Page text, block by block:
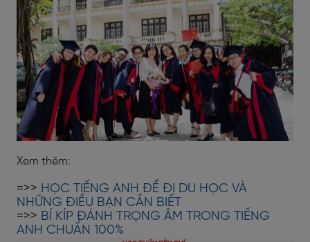
Xem thêm:
=>> HỌC TIẾNG ANH ĐỂ ĐI DU HỌC VÀ
NHỮNG ĐIỀU BẠN CẦN BIẾT
=>> BÍ KÍP ĐÁNH TRỌNG ÂM TRONG TIẾNG
ANH CHUẨN 100%